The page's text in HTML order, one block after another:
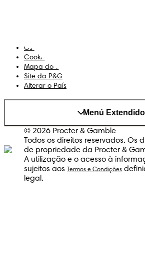
Os Meus Dados
Cookies
Mapa do Site
Site da P&G
Alterar o País
Menú Extendido
© 2026 Procter & Gamble
Todos os direitos reservados. Os
de propriedade da Procter &
A utilização e o acesso à
sujeitos aos
Termos e Condições
legal.